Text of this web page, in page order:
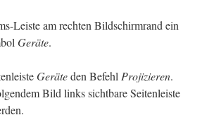
Leiste am rechten Bildschirmrand ein
Geräte.
Geräteden BefehlProjizieren.
Bild links sichtbare Seitenleiste